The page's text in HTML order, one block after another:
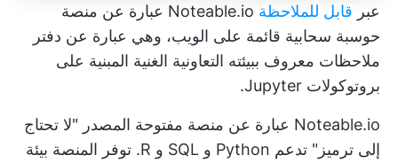
عبر قابل للملاحظة
Noteable.io عبارة عن منصة
حوسبة سحابية قائمة على الويب، وهي عبارة عن دفتر
ملاحظات معروف ببيئته التعاونية الغنية المبنية على
بروتوكولات Jupyter.
Noteable.io عبارة عن منصة مفتوحة المصدر "لا تحتاج
إلى ترميز" تدعم Python و SQL و R. توفر المنصة بيئة